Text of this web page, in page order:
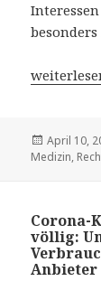
am
April 10,
Medizin,
Corona-
völlig:
Anbieter